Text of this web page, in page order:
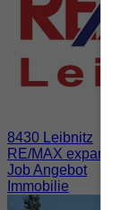
8430 Leibnitz
RE/MAX
Job Angebot
Immobilie